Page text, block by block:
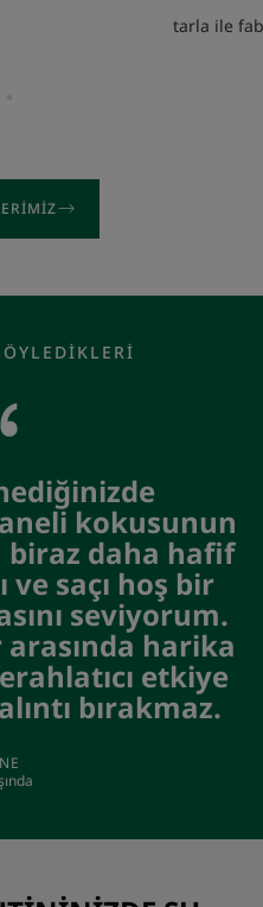
tarla ile
kokusunun
daha hafif
ve saçı hoş bir
seviyorum.
arasında harika
etkiye
bırakmaz.